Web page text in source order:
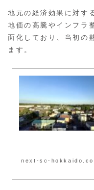
地元の経済効果に対す
地価の高騰やインフラ
面化しており、当初の
ます。
next-sc-